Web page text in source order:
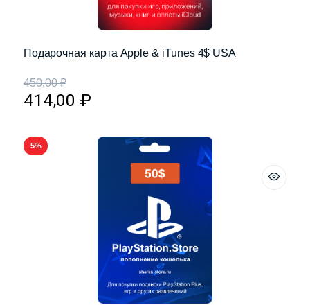
Подарочная карта Apple & iTunes 4$ USA
450,00₽
414,00 ₽
5%